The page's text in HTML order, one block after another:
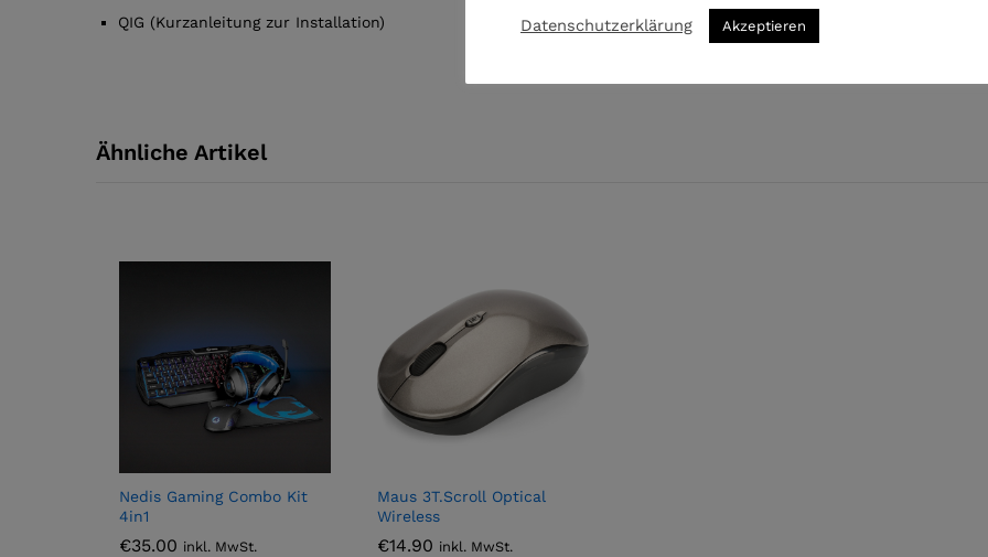
QIG (Kurzanleitung zur Installation)
Ähnliche Artikel
Nedis Gaming Combo Kit
4in1
€35.00 inkl. MwSt.
Maus 3T.Scroll Optical
Wireless
€14.90 inkl. MwSt.
Datenschutzerklärung Akzeptieren